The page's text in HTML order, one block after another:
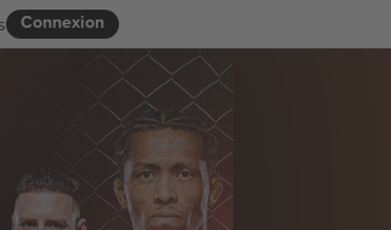
Connexion